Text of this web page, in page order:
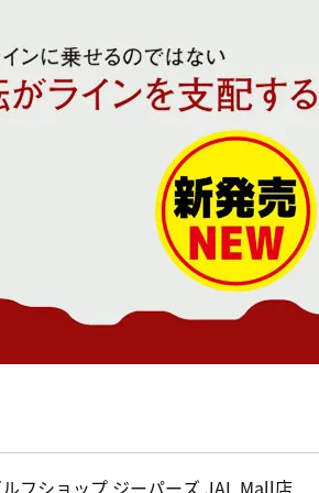
フショップ ジーパーズ JAL Mall店